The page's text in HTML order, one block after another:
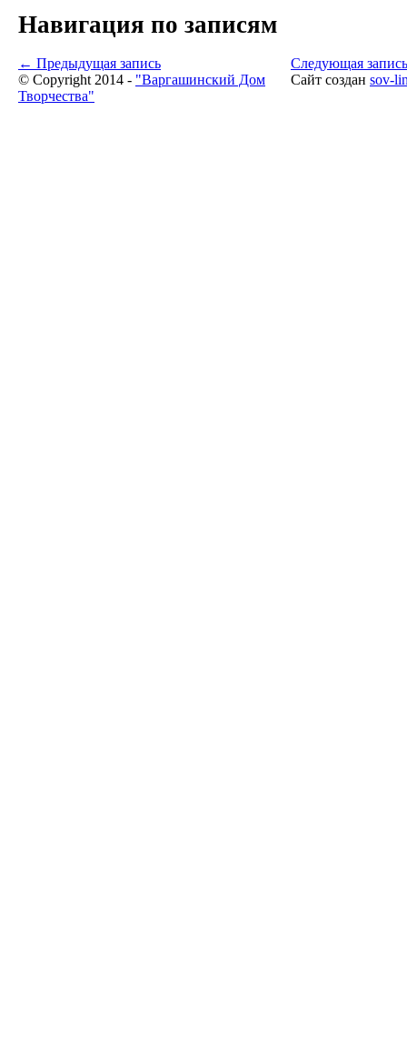
Навигация по записям
← Предыдущая запись
Следующая
© Copyright 2014 - "Варгашинский Дом
Творчества"
Сайт создан sov-